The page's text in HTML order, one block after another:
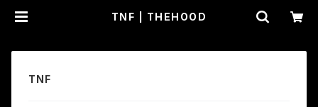
TNF | THEHOOD
TNF